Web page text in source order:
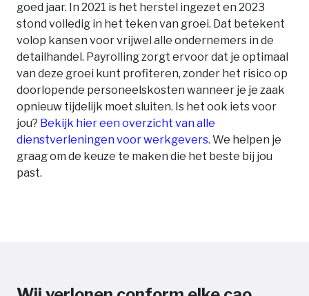
goed jaar. In 2021 is het herstel ingezet en 2023
stond volledig in het teken van groei. Dat betekent
volop kansen voor vrijwel alle ondernemers in de
detailhandel. Payrolling zorgt ervoor dat je optimaal
van deze groei kunt profiteren, zonder het risico op
doorlopende personeelskosten wanneer je je zaak
opnieuw tijdelijk moet sluiten. Is het ook iets voor
jou? Bekijk hier een overzicht van alle
dienstverleningen voor werkgevers. We helpen je
graag om de keuze te maken die het beste bij jou
past.